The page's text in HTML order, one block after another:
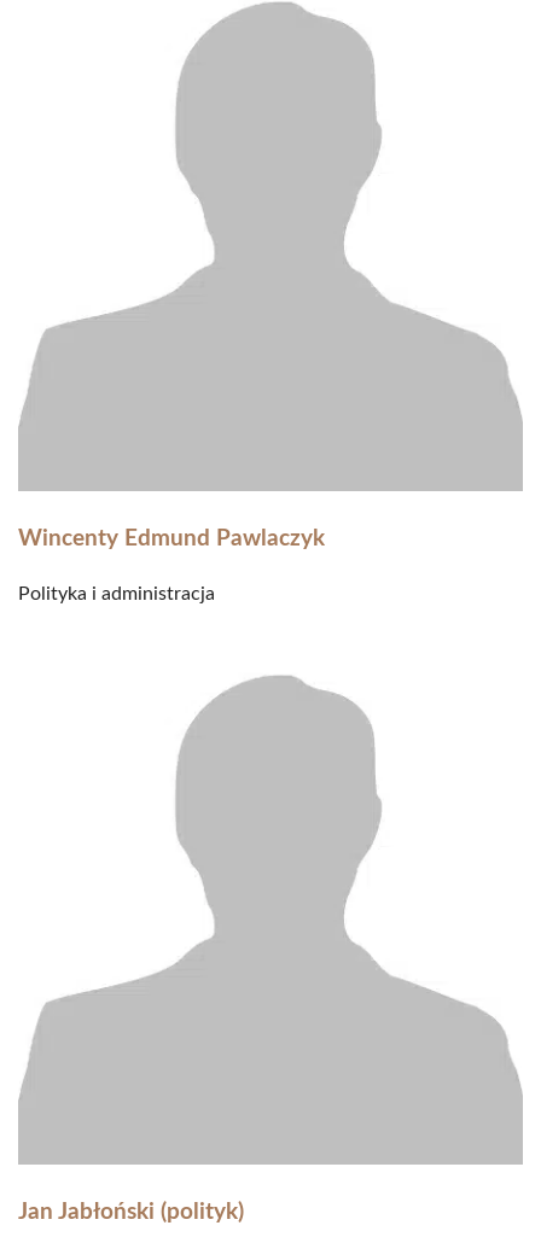
Wincenty Edmund Pawlaczyk
Polityka i administracja
Jan Jabłoński (polityk)